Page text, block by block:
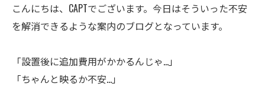
こんにちは、CAPTでございます。今日はそういった不安
を解消できるような案内のブログとなっています。
「設置後に追加費用がかかるんじゃ…」
「ちゃんと映るか不安…」